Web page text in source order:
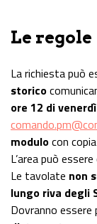
Le regole
La richiesta può
storico
ore 12 di
modulocon
L’area può
Le tavolate non
lungo riva degli
Dovranno